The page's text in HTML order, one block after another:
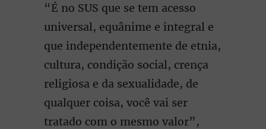
“É no SUS que se tem acesso
universal, equânime e integral e
que independentemente de etnia,
cultura, condição social, crença
religiosa e da sexualidade, de
qualquer coisa, você vai ser
tratado com o mesmo valor”,